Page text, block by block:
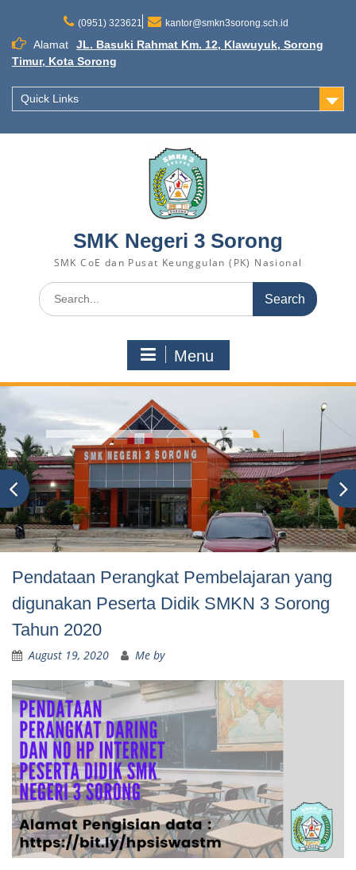
content
(0951) 323621 kantor@smkn3sorong.sch.id
Alamat
JL. Basuki Rahmat Km. 12, Klawuyuk, Sorong
Timur, Kota Sorong
Quick Links
SMK Negeri 3 Sorong
SMK CoE dan Pusat Keunggulan (PK) Nasional
Search
for:
Menu
Pendataan Perangkat Pembelajaran yang
digunakan Peserta Didik SMKN 3 Sorong
Tahun 2020
August 19, 2020 Me by